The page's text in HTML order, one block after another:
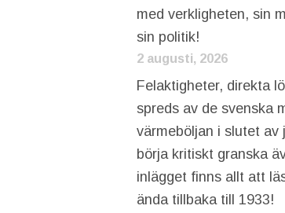
med verkligheten, sin
sin politik!
2 augusti, 2026
Felaktigheter, direkta
spreds av de svenska
värmeböljan i slutet av
börja kritiskt granska
inlägget finns allt att
ända tillbaka till 1933!